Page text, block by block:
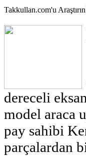
Takkullan.com'u Araştırın
dereceli
model araca
pay sahibi
parçalardan